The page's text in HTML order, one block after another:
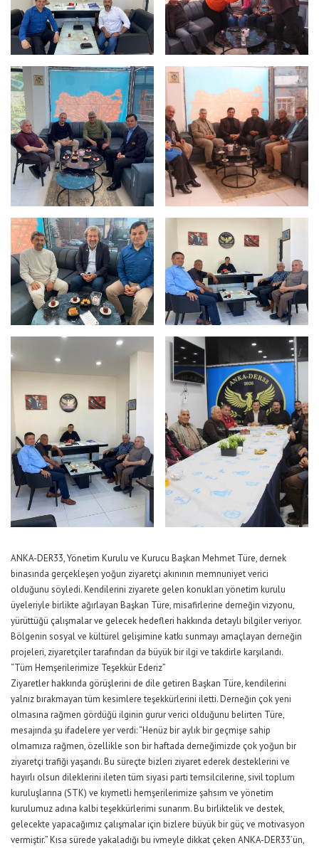
ANKA-DER33, Yönetim Kurulu ve Kurucu Başkan Mehmet Türe, dernek
binasında gerçekleşen yoğun ziyaretçi akınının memnuniyet verici
olduğunu söyledi. Kendilerini ziyarete gelen konukları yönetim kurulu
üyeleriyle birlikte ağırlayan Başkan Türe, misafirlerine derneğin vizyonu,
yürüttüğü çalışmalar ve gelecek hedefleri hakkında detaylı bilgiler veriyor.
Bölgenin sosyal ve kültürel gelişimine katkı sunmayı amaçlayan derneğin
projeleri, ziyaretçiler tarafından da büyük bir ilgi ve takdirle karşılandı.
“Tüm Hemşerilerimize Teşekkür Ederiz”
Ziyaretler hakkında görüşlerini de dile getiren Başkan Türe, kendilerini
yalnız bırakmayan tüm kesimlere teşekkürlerini iletti. Derneğin çok yeni
olmasına rağmen gördüğü ilginin gurur verici olduğunu belirten Türe,
mesajında şu ifadelere yer verdi: “Henüz bir aylık bir geçmişe sahip
olmamıza rağmen, özellikle son bir haftada derneğimizde çok yoğun bir
ziyaretçi trafiği yaşandı. Bu süreçte bizleri ziyaret ederek desteklerini ve
hayırlı olsun dileklerini ileten tüm siyasi parti temsilcilerine, sivil toplum
kuruluşlarına (STK) ve kıymetli hemşerilerimize şahsım ve yönetim
kurulumuz adına kalbi teşekkürlerimi sunarım. Bu birliktelik ve destek,
gelecekte yapacağımız çalışmalar için bizlere büyük bir güç ve motivasyon
vermiştir.” Kısa sürede yakaladığı bu ivmeyle dikkat çeken ANKA-DER33’ün,